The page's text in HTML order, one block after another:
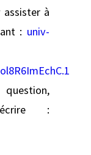
assister à
: univ-
: